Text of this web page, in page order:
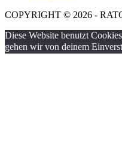
COPYRIGHT © 2026 -
Diese Website benutzt
gehen wir von deinem